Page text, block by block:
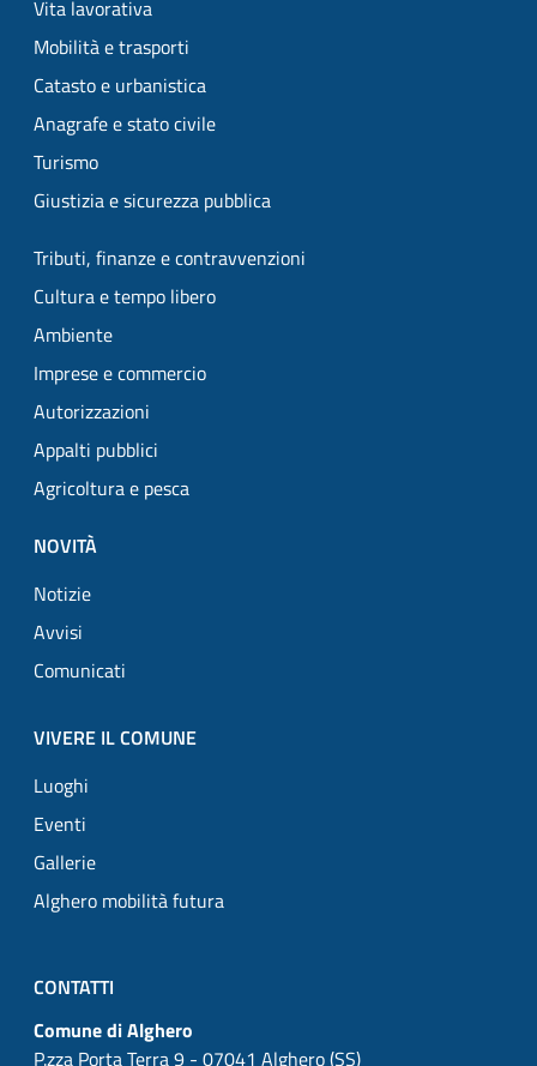
Vita lavorativa
Mobilità e trasporti
Catasto e urbanistica
Anagrafe e stato civile
Turismo
Giustizia e sicurezza pubblica
Tributi, finanze e contravvenzioni
Cultura e tempo libero
Ambiente
Imprese e commercio
Autorizzazioni
Appalti pubblici
Agricoltura e pesca
NOVITÀ
Notizie
Avvisi
Comunicati
VIVERE IL COMUNE
Luoghi
Eventi
Gallerie
Alghero mobilità futura
CONTATTI
Comune di Alghero
P.zza Porta Terra 9 - 07041 Alghero (SS)